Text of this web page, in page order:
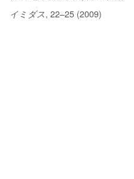
イミダス, 22–25 (2009)